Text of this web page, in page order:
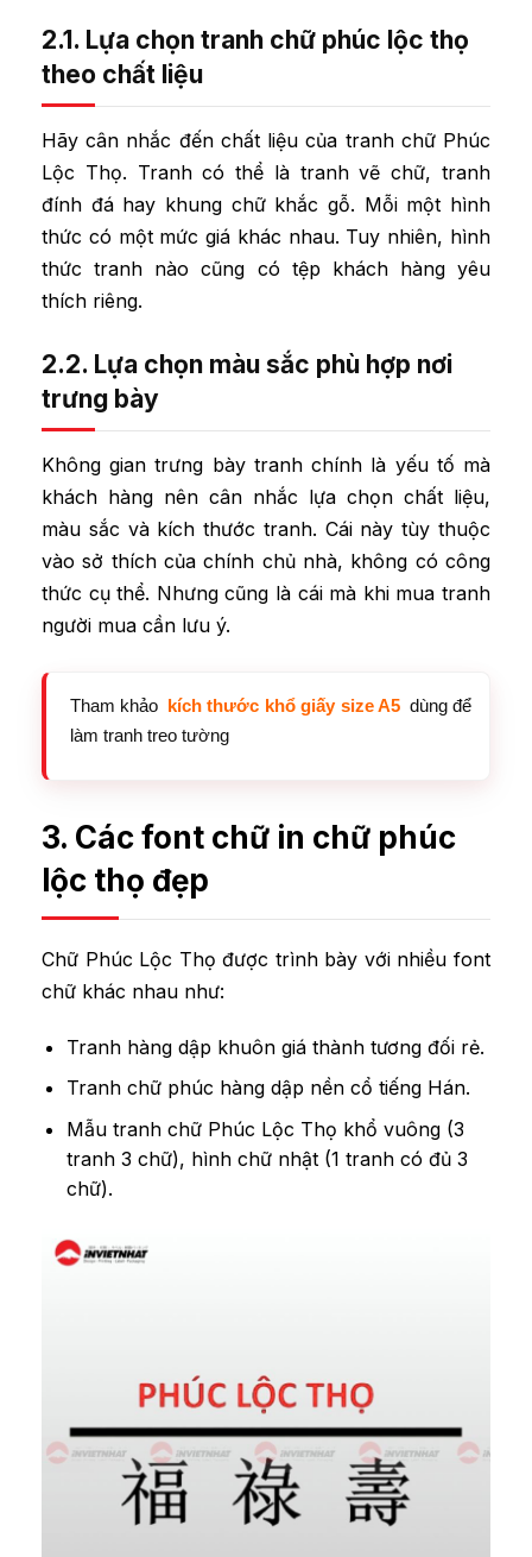
2.1. Lựa chọn tranh chữ phúc lộc thọ
theo chất liệu
Hãy cân nhắc đến chất liệu của tranh chữ Phúc
Lộc Thọ. Tranh có thể là tranh vẽ chữ, tranh
đính đá hay khung chữ khắc gỗ. Mỗi một hình
thức có một mức giá khác nhau. Tuy nhiên, hình
thức tranh nào cũng có tệp khách hàng yêu
thích riêng.
2.2. Lựa chọn màu sắc phù hợp nơi
trưng bày
Không gian trưng bày tranh chính là yếu tố mà
khách hàng nên cân nhắc lựa chọn chất liệu,
màu sắc và kích thước tranh. Cái này tùy thuộc
vào sở thích của chính chủ nhà, không có công
thức cụ thể. Nhưng cũng là cái mà khi mua tranh
người mua cần lưu ý.
Tham khảo kích thước khổ giấy size A5 dùng để
làm tranh treo tường
3. Các font chữ in chữ phúc
lộc thọ đẹp
Chữ Phúc Lộc Thọ được trình bày với nhiều font
chữ khác nhau như:
Tranh hàng dập khuôn giá thành tương đối rẻ.
Tranh chữ phúc hàng dập nền cổ tiếng Hán.
Mẫu tranh chữ Phúc Lộc Thọ khổ vuông (3
tranh 3 chữ), hình chữ nhật (1 tranh có đủ 3
chữ).